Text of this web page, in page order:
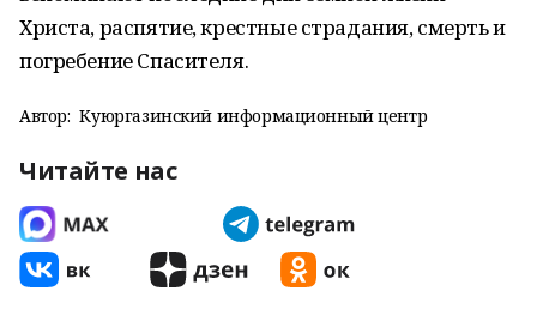
Христа, распятие, крестные страдания, смерть и
погребение Спасителя.
Автор: Куюргазинский информационный центр
Читайте нас